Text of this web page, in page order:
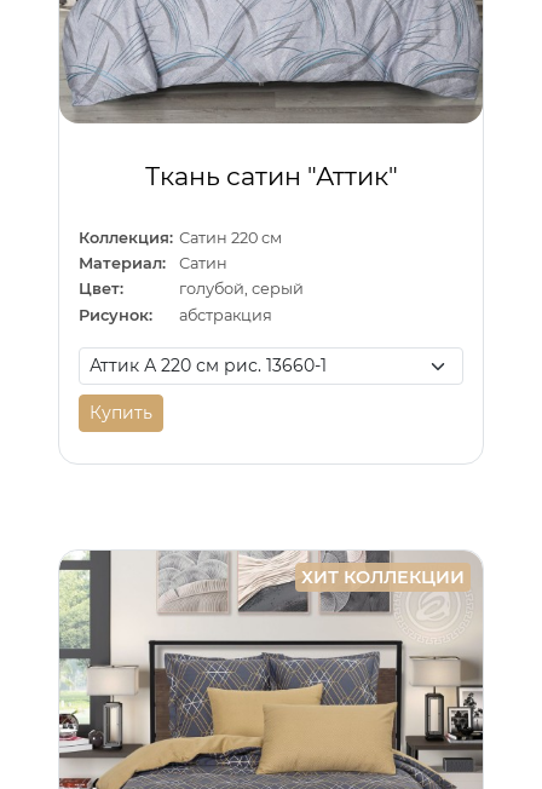
Ткань сатин "Аттик"
Коллекция: Сатин 220 см
Материал:
Сатин
Цвет:
голубой, серый
Рисунок:
абстракция
Купить
ХИТ КОЛЛЕКЦИИ